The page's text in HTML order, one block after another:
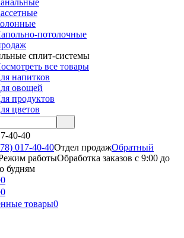
потолочные
сплит-системы
все товары
напитков
овощей
продуктов
цветов
40-40
017-40-40Отдел продажОбратный
работыОбработка заказов с 9:00 до
будням
0
0
товары0